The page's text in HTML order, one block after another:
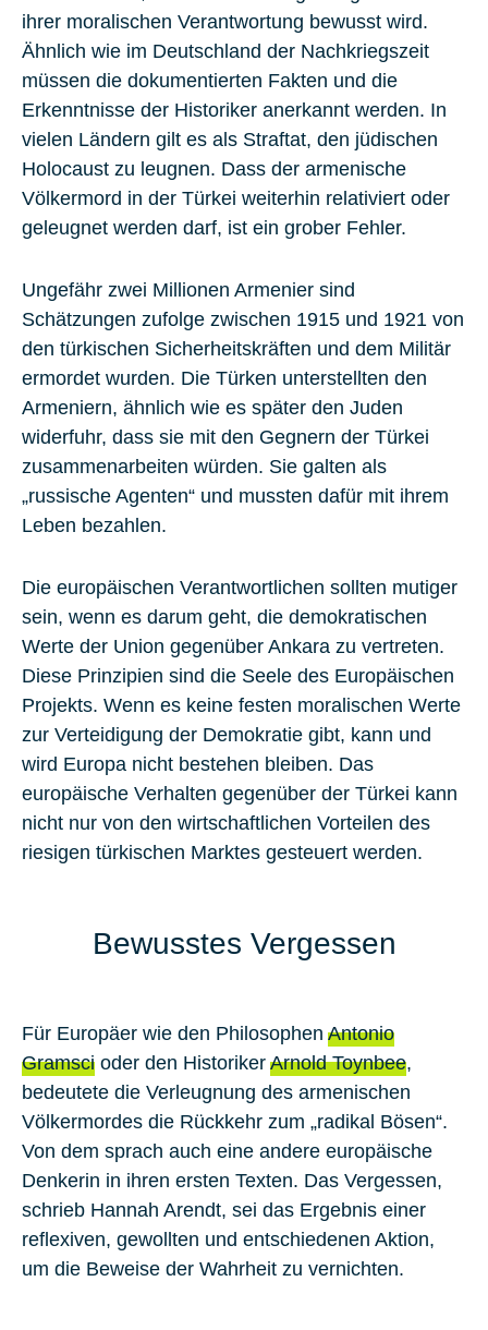
ihrer moralischen Verantwortung bewusst wird.
Ähnlich wie im Deutschland der Nachkriegszeit
müssen die dokumentierten Fakten und die
Erkenntnisse der Historiker anerkannt werden. In
vielen Ländern gilt es als Straftat, den jüdischen
Holocaust zu leugnen. Dass der armenische
Völkermord in der Türkei weiterhin relativiert oder
geleugnet werden darf, ist ein grober Fehler.
Ungefähr zwei Millionen Armenier sind
Schätzungen zufolge zwischen 1915 und 1921 von
den türkischen Sicherheitskräften und dem Militär
ermordet wurden. Die Türken unterstellten den
Armeniern, ähnlich wie es später den Juden
widerfuhr, dass sie mit den Gegnern der Türkei
zusammenarbeiten würden. Sie galten als
„russische Agenten“ und mussten dafür mit ihrem
Leben bezahlen.
Die europäischen Verantwortlichen sollten mutiger
sein, wenn es darum geht, die demokratischen
Werte der Union gegenüber Ankara zu vertreten.
Diese Prinzipien sind die Seele des Europäischen
Projekts. Wenn es keine festen moralischen Werte
zur Verteidigung der Demokratie gibt, kann und
wird Europa nicht bestehen bleiben. Das
europäische Verhalten gegenüber der Türkei kann
nicht nur von den wirtschaftlichen Vorteilen des
riesigen türkischen Marktes gesteuert werden.
Bewusstes Vergessen
Für Europäer wie den Philosophen Antonio
Gramsci oder den Historiker Arnold Toynbee,
bedeutete die Verleugnung des armenischen
Völkermordes die Rückkehr zum „radikal Bösen“.
Von dem sprach auch eine andere europäische
Denkerin in ihren ersten Texten. Das Vergessen,
schrieb Hannah Arendt, sei das Ergebnis einer
reflexiven, gewollten und entschiedenen Aktion,
um die Beweise der Wahrheit zu vernichten.